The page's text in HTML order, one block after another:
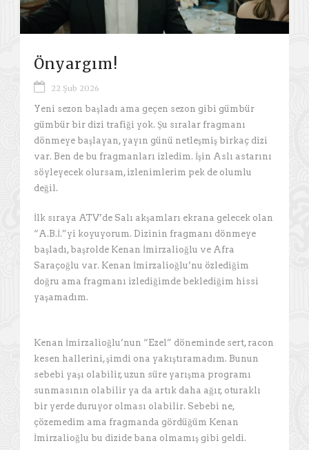
Önyargım!
22 Şub 2026
Yeni sezon başladı ama geçen sezon gibi gümbür
gümbür bir dizi trafiği yok. Şu sıralar fragmanı
dönmeye başlayan, yayın günü netleşmiş birkaç dizi
var. Ben de bu fragmanları izledim. İşin Aslı astarını
söyleyecek olursam, izlenimlerim pek de olumlu
değil.
İlk sıraya ATV’de Salı akşamları ekrana gelecek olan
“A.B.İ.”yi koyuyorum. Dizinin fragmanı dönmeye
başladı, başrolde Kenan İmirzalioğlu ve Afra
Saraçoğlu var. Kenan İmirzalioğlu’nu özlediğim
doğru ama fragmanı izlediğimde beklediğim hissi
yaşamadım.
Kenan İmirzalioğlu’nun “Ezel” döneminde sert, racon
kesen hallerini, şimdi ona yakıştıramadım. Bunun
sebebi yaşı olabilir, uzun süre yarışma programı
sunmasının olabilir ya da artık daha ağır, oturaklı
bir yerde duruyor olması olabilir. Sebebi ne,
çözemedim ama fragmanda gördüğüm Kenan
İmirzalioğlu bu dizide bana olmamış gibi geldi.